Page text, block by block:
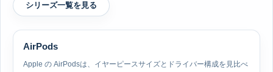
シリーズ一覧を見る
AirPods
Apple の AirPodsは、イヤーピースサイズとドライバー構成を見比べ